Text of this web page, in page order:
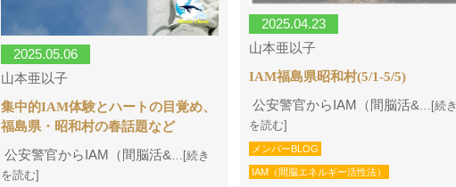
2025.05.06
山本亜以子
集中的IAM体験とハートの目覚め、
福島県・昭和村の春話題など
公安警官からIAM（間脳活&…[続き
を読む]
2025.04.23
山本亜以子
IAM福島県昭和村(5/1-5/5)
公安警官からIAM（間脳活& …[続き
を読む]
メンバーBLOG
IAM（間脳エネルギー活性法）